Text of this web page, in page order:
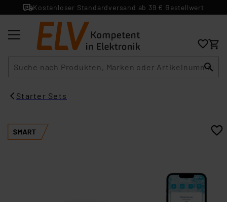
Kostenloser Standardversand ab 39 € Bestellwert
Starter Sets